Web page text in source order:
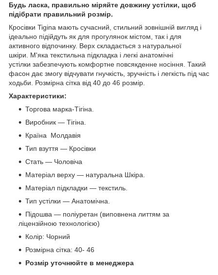
Будь ласка, правильно міряйте довжину устілки, щоб
підібрати правильний розмір.
Кросівки Tigina мають сучасний, стильний зовнішній вигляд і
ідеально підійдуть як для прогулянок містом, так і для
активного відпочинку. Верх складається з натуральної
шкіри. М'яка текстильна підкладка і легкі анатомічні
устілки забезпечують комфортне повсякденне носіння. Такий
фасон дає змогу відчувати гнучкість, зручність і легкість під час
ходьби. Розмірна сітка від 40 до 46 розмір.
Характеристики:
Торгова марка-Тігіна.
Виробник — Тігіна.
Країна Молдавія
Тип взуття — Кросівки
Стать — Чоловіча
Матеріал верху — натуральна Шкіра.
Матеріал підкладки — текстиль.
Тип устілки — Анатомічна.
Підошва — поліуретан (виповнена литтям за
ліцензійною технологією)
Колір: Чорний
Розмірна сітка: 40- 46
Розмір уточнюйте в менеджера